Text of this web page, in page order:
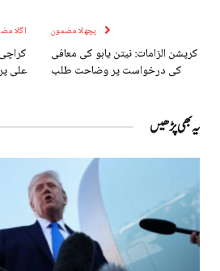
پچھلا مضمون
کرپشن الزامات: نیتن یاہو کی معافی
کی درخواست پر وضاحت طلب
اگلا
علی
یہ بھی پڑھیں